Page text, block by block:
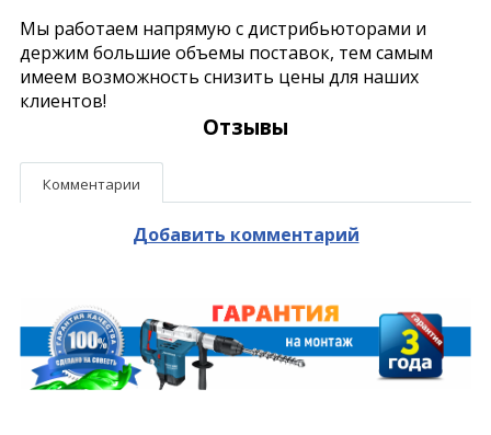
Мы работаем напрямую с дистрибьюторами и
держим большие объемы поставок, тем самым
имеем возможность снизить цены для наших
клиентов!
Отзывы
Комментарии
Добавить комментарий